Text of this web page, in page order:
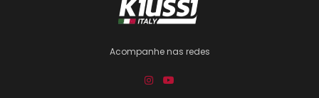
Acompanhe nas redes